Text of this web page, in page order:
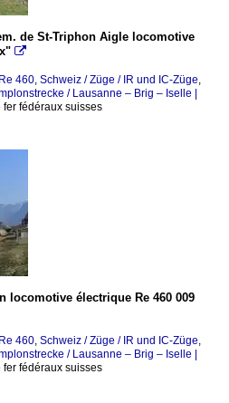
de St-Triphon Aigle locomotive

460, Schweiz / Züge / IR und IC-Züge,
/ Lausanne – Brig – Iselle |
fer fédéraux suisses
locomotive électrique Re 460 009
460, Schweiz / Züge / IR und IC-Züge,
/ Lausanne – Brig – Iselle |
fer fédéraux suisses